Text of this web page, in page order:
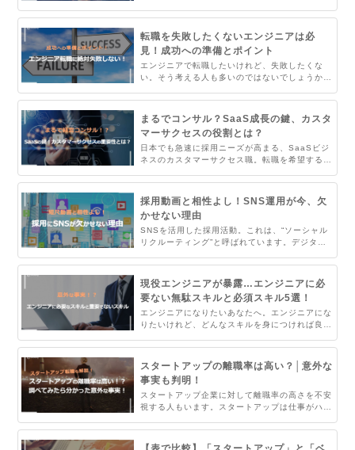
格というのは基本的にありません。しかし資格を
取得する事でエンジニアに必要なスキルや知識を
有していることの証明になります。そこで当記事
では数あるエンジニアに関する資格を厳選して５
つ紹介します！
転職を失敗したくないエンジニアは必
見！成功への準備とポイント
エンジニアで転職したいけれど、失敗したくな
い。そう考える人も多いのではないでしょうか。
重要です。そこで失敗しない転職をするためのポ
イントを徹底解説！転職をお考えのエンジニアは
必見です。
まるでコンサル？SaaS成長の鍵、カスタ
マーサクセスの役割とは？
日本でも急速に採用ニーズが高まる、SaaSビジ
ネスのカスタマーサクセス職。転職を希望する人
ーサクセスはどんな役割を担っているのでしょう
か。キャリアパスも合わせてご紹介します。
採用動画と相性よし！SNS運用が今、欠
かせない理由
SNSを活用した採用活動。これは、“ソーシャル
リクルーティング”と呼ばれています。デジタル
近年多くの企業が力を入れています。今回の記事
では、SNSを活用したソーシャルリクルーティ
ング手法と、採用動画と相性が良いSNSをご紹
介します。
現役エンジニアが暴露…エンジニアに必
要ない無駄スキルと必須スキル5選！
エンジニアになりたいあなたへ。エンジニアにな
りたいけれど、どんなスキルを身につければ良い
い。この記事では、エンジニアになりたい方に、
世間のイメージでは必要そうだけど実は必要ない
スキルと絶対必要なスキルを解説します。
スタートアップの離職率は高い？│意外な
事実も判明！
スタートアップ企業に対して離職率の高さを不安
視する人もいます。スタートアップは仕事がハー
るため、全ての社員にとって働きやすい環境とは
いえません。しかし、スタートアップならではの